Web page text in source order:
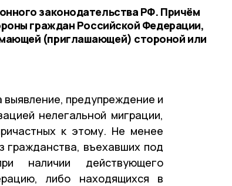
законодательства РФ. Причём
граждан Российской Федерации,
(приглашающей) стороной или
выявление, предупреждение и
нелегальной миграции,
к этому. Не менее
гражданства, въехавших под
наличии действующего
либо находящихся в